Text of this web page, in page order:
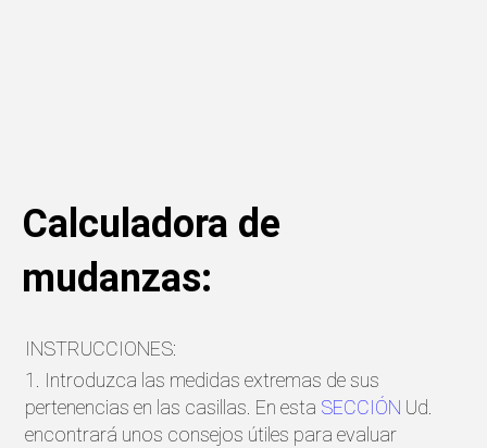
Calculadora de
mudanzas:
INSTRUCCIONES:
1. Introduzca las medidas extremas de sus
pertenencias en las casillas. En esta SECCIÓN Ud.
encontrará unos consejos útiles para evaluar